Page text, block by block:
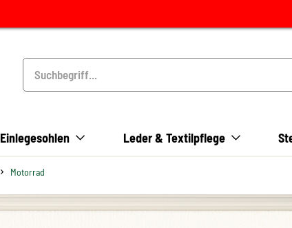
Einlegesohlen Leder & Textilpflege
Motorrad